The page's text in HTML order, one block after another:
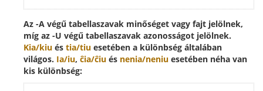
Az -A végű tabellaszavak minőséget vagy fajt jelölnek,
míg az -U végű tabellaszavak azonosságot jelölnek.
Kia/kiu és tia/tiu esetében a különbség általában
világos. Ia/iu, ĉia/ĉiu és nenia/neniu esetében néha van
kis különbség: